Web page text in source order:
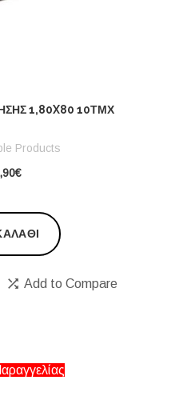
1,80X80 10ΤΜΧ
Products
Add to Compare